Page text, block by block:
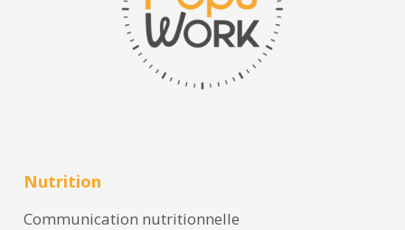
Nutrition
Communication nutritionnelle